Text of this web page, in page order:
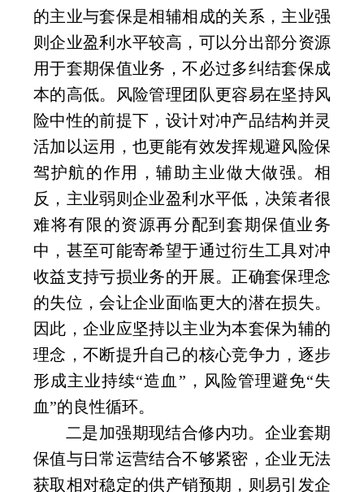
的主业与套保是相辅相成的关系，主业强
则企业盈利水平较高，可以分出部分资源
用于套期保值业务，不必过多纠结套保成
本的高低。风险管理团队更容易在坚持风
险中性的前提下，设计对冲产品结构并灵
活加以运用，也更能有效发挥规避风险保
驾护航的作用，辅助主业做大做强。相
反，主业弱则企业盈利水平低，决策者很
难将有限的资源再分配到套期保值业务
中，甚至可能寄希望于通过衍生工具对冲
收益支持亏损业务的开展。正确套保理念
的失位，会让企业面临更大的潜在损失。
因此，企业应坚持以主业为本套保为辅的
理念，不断提升自己的核心竞争力，逐步
形成主业持续“造血”，风险管理避免“失
血”的良性循环。
二是加强期现结合修内功。企业套期
保值与日常运营结合不够紧密，企业无法
获取相对稳定的供产销预期，则易引发企